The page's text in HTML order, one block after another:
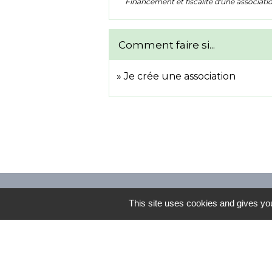
Comment faire si...
Je crée une association
Contacts
This site uses cookies and gives